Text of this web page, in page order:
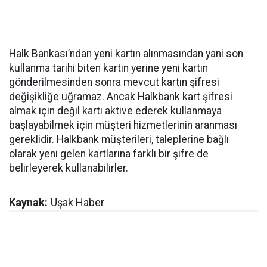
Halk Bankası’ndan yeni kartın alınmasından yani son
kullanma tarihi biten kartın yerine yeni kartın
gönderilmesinden sonra mevcut kartın şifresi
değişikliğe uğramaz. Ancak Halkbank kart şifresi
almak için değil kartı aktive ederek kullanmaya
başlayabilmek için müşteri hizmetlerinin aranması
gereklidir. Halkbank müşterileri, taleplerine bağlı
olarak yeni gelen kartlarına farklı bir şifre de
belirleyerek kullanabilirler.
Kaynak: Uşak Haber